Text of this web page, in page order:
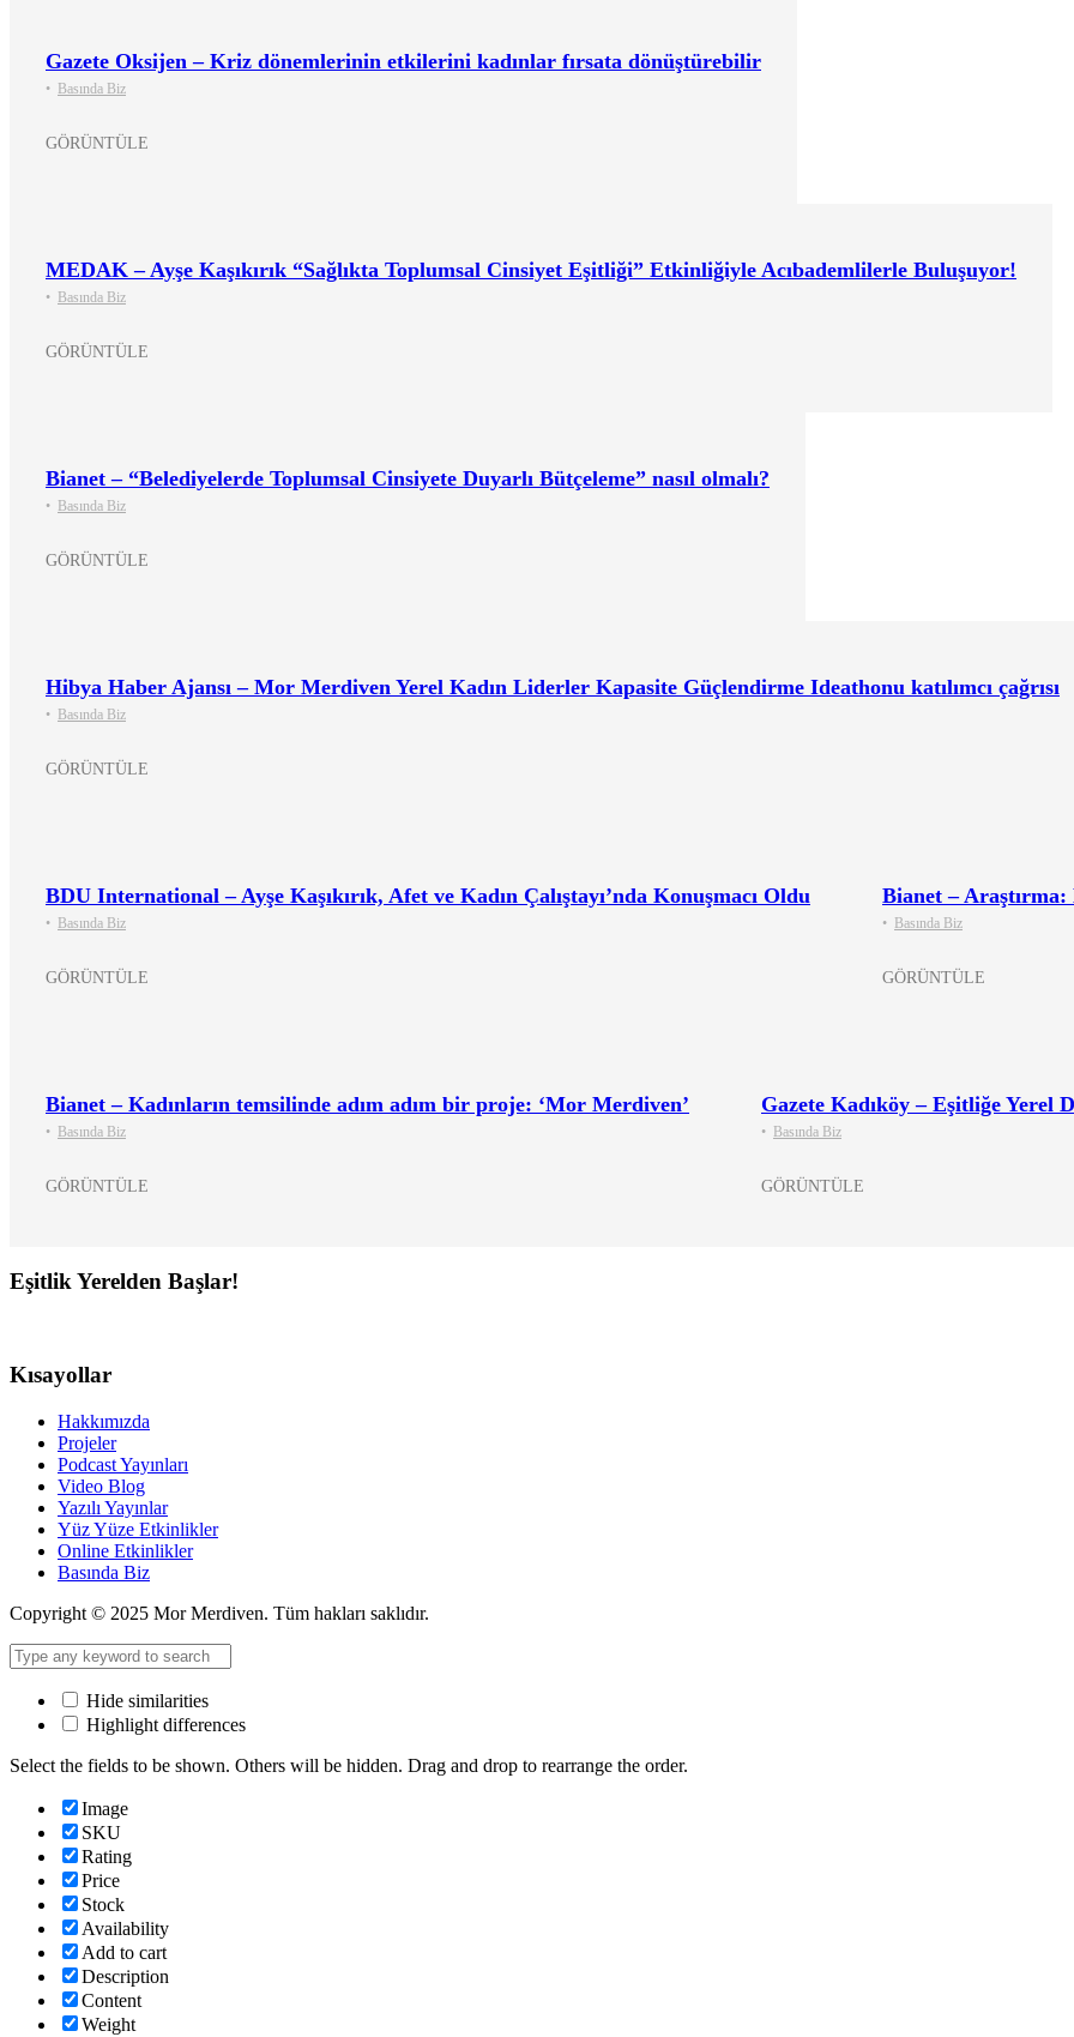
Gazete Oksijen – Kriz dönemlerinin etkilerini kadınlar fırsata dönüştürebilir
• Basında Biz
GÖRÜNTÜLE
MEDAK – Ayşe Kaşıkırık “Sağlıkta Toplumsal Cinsiyet Eşitliği” Etkinliğiyle Acıbademlilerle Buluşuyor!
• Basında Biz
GÖRÜNTÜLE
Bianet – “Belediyelerde Toplumsal Cinsiyete Duyarlı Bütçeleme” nasıl olmalı?
• Basında Biz
GÖRÜNTÜLE
Hibya Haber Ajansı – Mor Merdiven Yerel Kadın Liderler Kapasite Güçlendirme Ideathonu katılımcı çağrısı
• Basında Biz
GÖRÜNTÜLE
BDU International – Ayşe Kaşıkırık, Afet ve Kadın Çalıştayı’nda Konuşmacı Oldu
• Basında Biz
GÖRÜNTÜLE
Bianet –
• Basında Biz
GÖRÜNTÜLE
Bianet – Kadınların temsilinde adım adım bir proje: ‘Mor Merdiven’
• Basında Biz
GÖRÜNTÜLE
Gazete Kadıköy – Eşitliğe Yerel
• Basında Biz
GÖRÜNTÜLE
Eşitlik Yerelden Başlar!
Kısayollar
Hakkımızda
Projeler
Podcast Yayınları
Video Blog
Yazılı Yayınlar
Yüz Yüze Etkinlikler
Online Etkinlikler
Basında Biz
Copyright © 2025 Mor Merdiven. Tüm hakları saklıdır.
Hide similarities
Highlight differences
Select the fields to be shown. Others will be hidden. Drag and drop to rearrange the order.
Image
SKU
Rating
Price
Stock
Availability
Add to cart
Description
Content
Weight